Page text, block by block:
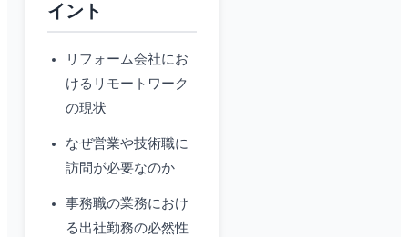
イント
リフォーム会社にお
けるリモートワーク
の現状
なぜ営業や技術職に
訪問が必要なのか
事務職の業務におけ
る出社勤務の必然性